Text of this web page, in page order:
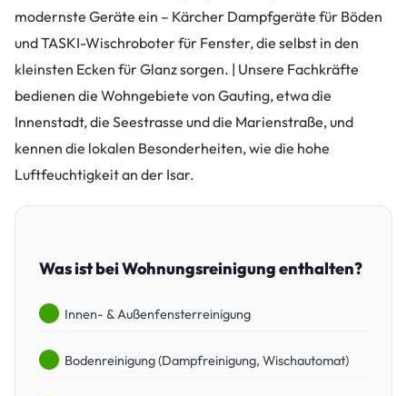
modernste Geräte ein – Kärcher Dampfgeräte für Böden
und TASKI-Wischroboter für Fenster, die selbst in den
kleinsten Ecken für Glanz sorgen. | Unsere Fachkräfte
bedienen die Wohngebiete von Gauting, etwa die
Innenstadt, die Seestrasse und die Marienstraße, und
kennen die lokalen Besonderheiten, wie die hohe
Luftfeuchtigkeit an der Isar.
Was ist bei Wohnungsreinigung enthalten?
Innen- & Außenfensterreinigung
Bodenreinigung (Dampfreinigung, Wischautomat)